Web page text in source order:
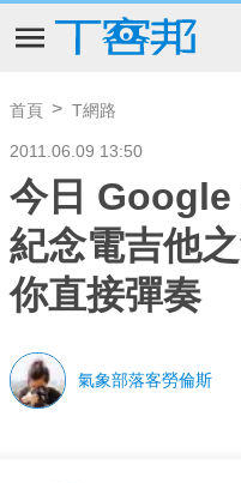
首頁 T網路
2011.06.09 13:50
今日 Google
紀念電吉他
你直接彈奏
氣象部落客勞倫斯